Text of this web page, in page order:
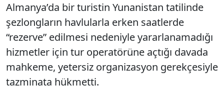
Almanya’da bir turistin Yunanistan tatilinde
şezlongların havlularla erken saatlerde
“rezerve” edilmesi nedeniyle yararlanamadığı
hizmetler için tur operatörüne açtığı davada
mahkeme, yetersiz organizasyon gerekçesiyle
tazminata hükmetti.